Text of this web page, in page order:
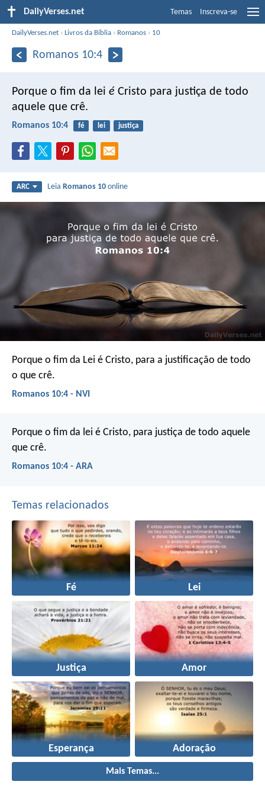
DailyVerses.net Temas Inscreva-se
DailyVerses.net ›Livros da Bíblia › Romanos › 10
Romanos 10:4
Porque o fim da lei é Cristo para justiça de todo
aquele que crê.
Romanos 10:4 fé lei justiça
ARC LeiaRomanos 10 online
Porque o fim da Lei é Cristo, para a justificação de todo
o que crê.
Romanos 10:4 - NVI
Porque o fim da lei é Cristo, para justiça de todo aquele
que crê.
Romanos 10:4 - ARA
Temas relacionados
Fé Lei
Justiça Amor
Esperança Adoração
Mais Temas...